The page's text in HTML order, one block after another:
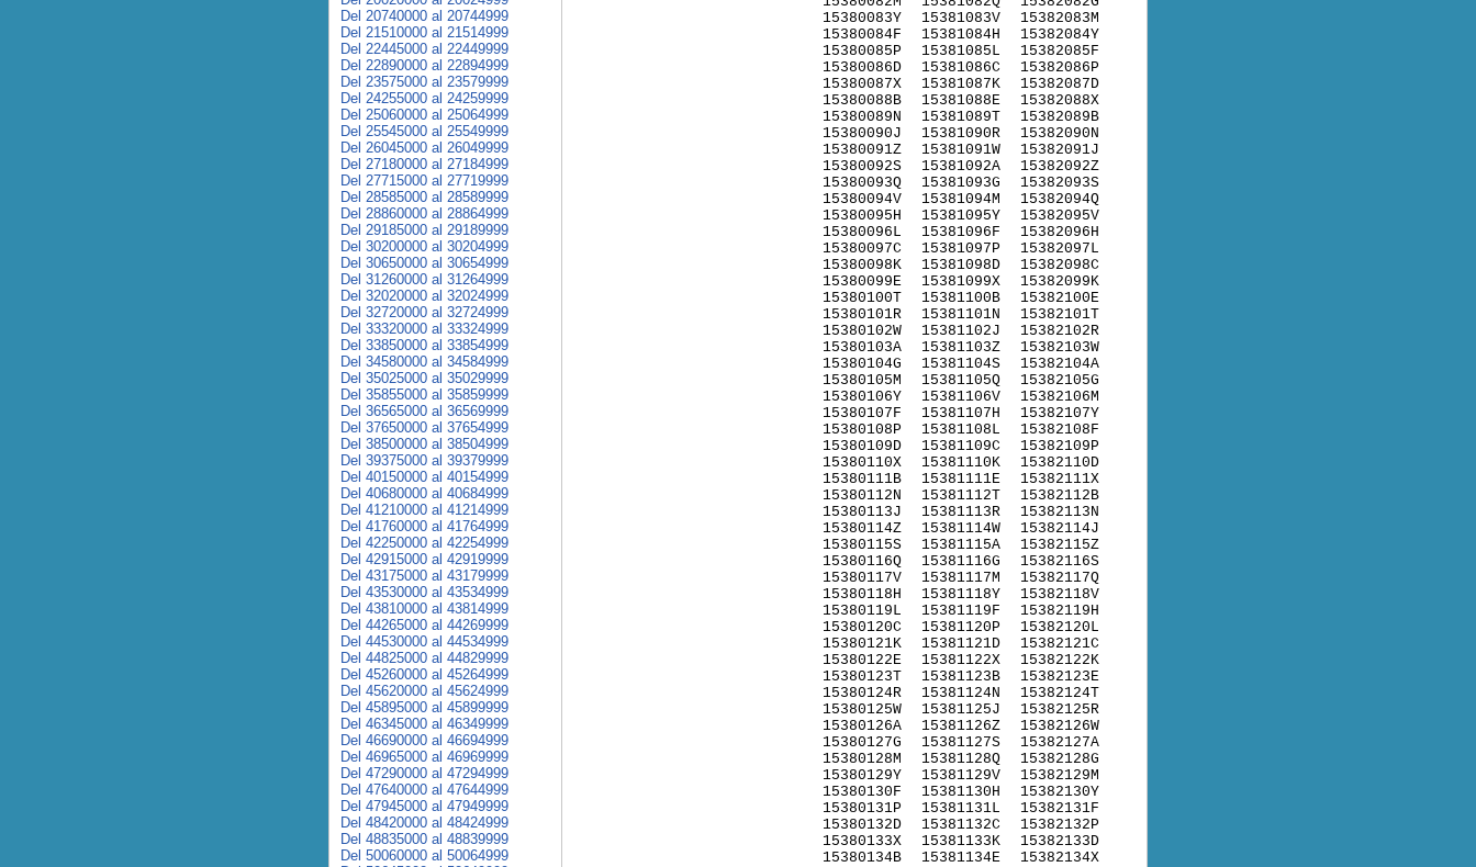
15380083Y
15380084F
15380085P
15380086D
15380087X
15380088B
15380089N
15380090J
15380091Z
15380092S
15380093Q
15380094V
15380095H
15380096L
15380097C
15380098K
15380099E
15380100T
15380101R
15380102W
15380103A
15380104G
15380105M
15380106Y
15380107F
15380108P
15380109D
15380110X
15380111B
15380112N
15380113J
15380114Z
15380115S
15380116Q
15380117V
15380118H
15380119L
15380120C
15380121K
15380122E
15380123T
15380124R
15380125W
15380126A
15380127G
15380128M
15380129Y
15380130F
15380131P
15380132D
15380133X
15380134B
15381083V
15381084H
15381085L
15381086C
15381087K
15381088E
15381089T
15381090R
15381091W
15381092A
15381093G
15381094M
15381095Y
15381096F
15381097P
15381098D
15381099X
15381100B
15381101N
15381102J
15381103Z
15381104S
15381105Q
15381106V
15381107H
15381108L
15381109C
15381110K
15381111E
15381112T
15381113R
15381114W
15381115A
15381116G
15381117M
15381118Y
15381119F
15381120P
15381121D
15381122X
15381123B
15381124N
15381125J
15381126Z
15381127S
15381128Q
15381129V
15381130H
15381131L
15381132C
15381133K
15381134E
15382083M
15382084Y
15382085F
15382086P
15382087D
15382088X
15382089B
15382090N
15382091J
15382092Z
15382093S
15382094Q
15382095V
15382096H
15382097L
15382098C
15382099K
15382100E
15382101T
15382102R
15382103W
15382104A
15382105G
15382106M
15382107Y
15382108F
15382109P
15382110D
15382111X
15382112B
15382113N
15382114J
15382115Z
15382116S
15382117Q
15382118V
15382119H
15382120L
15382121C
15382122K
15382123E
15382124T
15382125R
15382126W
15382127A
15382128G
15382129M
15382130Y
15382131F
15382132P
15382133D
15382134X
Del 20740000 al 20744999
Del 21510000 al 21514999
Del 22445000 al 22449999
Del 22890000 al 22894999
Del 23575000 al 23579999
Del 24255000 al 24259999
Del 25060000 al 25064999
Del 25545000 al 25549999
Del 26045000 al 26049999
Del 27180000 al 27184999
Del 27715000 al 27719999
Del 28585000 al 28589999
Del 28860000 al 28864999
Del 29185000 al 29189999
Del 30200000 al 30204999
Del 30650000 al 30654999
Del 31260000 al 31264999
Del 32020000 al 32024999
Del 32720000 al 32724999
Del 33320000 al 33324999
Del 33850000 al 33854999
Del 34580000 al 34584999
Del 35025000 al 35029999
Del 35855000 al 35859999
Del 36565000 al 36569999
Del 37650000 al 37654999
Del 38500000 al 38504999
Del 39375000 al 39379999
Del 40150000 al 40154999
Del 40680000 al 40684999
Del 41210000 al 41214999
Del 41760000 al 41764999
Del 42250000 al 42254999
Del 42915000 al 42919999
Del 43175000 al 43179999
Del 43530000 al 43534999
Del 43810000 al 43814999
Del 44265000 al 44269999
Del 44530000 al 44534999
Del 44825000 al 44829999
Del 45260000 al 45264999
Del 45620000 al 45624999
Del 45895000 al 45899999
Del 46345000 al 46349999
Del 46690000 al 46694999
Del 46965000 al 46969999
Del 47290000 al 47294999
Del 47640000 al 47644999
Del 47945000 al 47949999
Del 48420000 al 48424999
Del 48835000 al 48839999
Del 50060000 al 50064999